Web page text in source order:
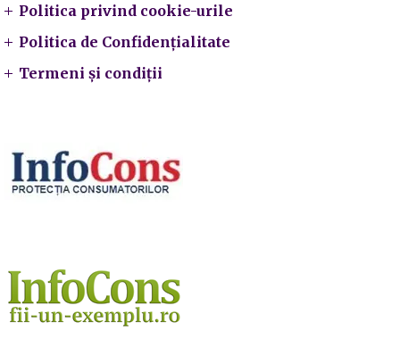
Politica privind cookie-urile
Politica de Confidențialitate
Termeni și condiții